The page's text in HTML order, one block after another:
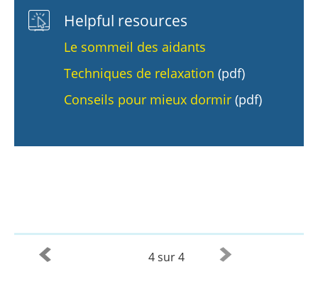
Helpful resources
Le sommeil des aidants
Techniques de relaxation (pdf)
Conseils pour mieux dormir (pdf)
4 sur 4